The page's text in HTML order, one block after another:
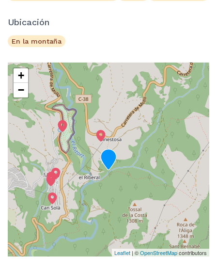
Ubicación
En la montaña
+
−
Leaflet | ©OpenStreetMapcontributors